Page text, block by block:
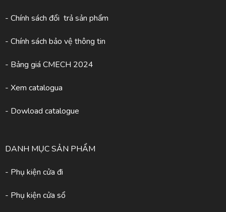
- Chính sách đổi trả sản phẩm
- Chính sách bảo vệ thông tin
- Bảng giá CMECH 2024
- Xem catalogua
- Dowload catalogue
DANH MỤC SẢN PHẨM
- Phụ kiện cửa đi
- Phụ kiện cửa sổ